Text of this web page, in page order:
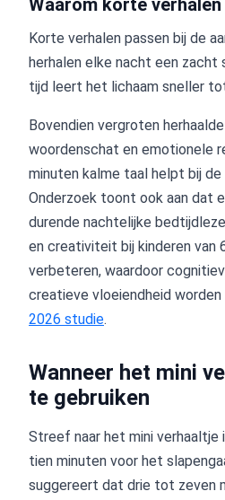
Waarom korte
Korte verhalen passen bij de
herhalen elke nacht een zacht
tijd leert het lichaam sneller
Bovendien vergroten
woordenschat en emotionele
minuten kalme taal helpt bij
Onderzoek toont ook aan dat
durende nachtelijke
en creativiteit bij kinderen van
verbeteren, waardoor
creatieve vloeiendheid
2026 studie.
Wanneer het mini
te gebruiken
Streef naar het mini
tien minuten voor het
suggereert dat drie tot zeven